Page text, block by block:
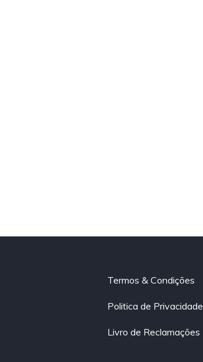
Termos & Condições
Politica de Privacidade
Livro de Reclamações